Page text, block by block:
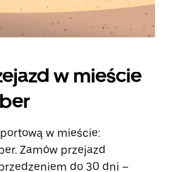
w mieście
w mieście:
Zamów przejazd
do 30 dni –